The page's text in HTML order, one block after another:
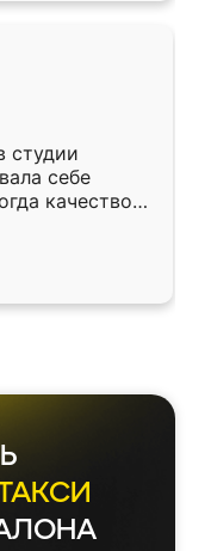
студии
себе
качеством
уже почти